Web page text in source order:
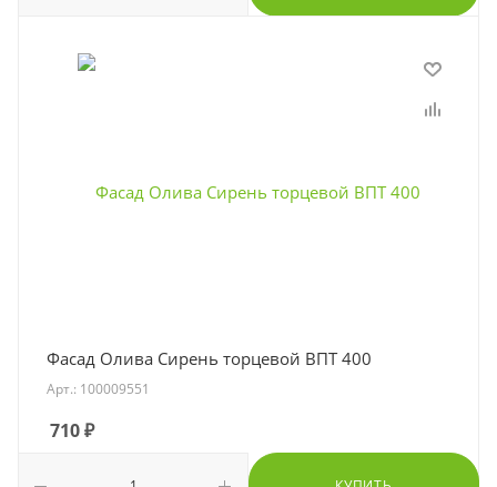
Фасад Олива Сирень торцевой ВПТ 400
Арт.: 100009551
710₽